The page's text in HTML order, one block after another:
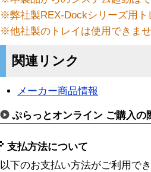
※弊社製REX-Dockシリーズ用
※他社製のトレイは使用できま
関連リンク
メーカー商品情報
ぷらっとオンライン ご購入の
支払方法について
以下のお支払い方法がご利用で